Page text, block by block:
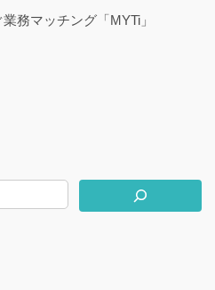
務マッチング「MYTi」